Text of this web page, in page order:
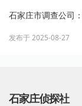
石家庄市调查公司
发布于 2025-08-27
石家庄侦探社